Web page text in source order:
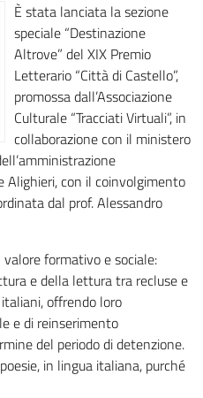
È stata lanciata la sezione
speciale “Destinazione
Altrove” del XIX Premio
Letterario “Città di Castello”,
promossa dall’Associazione
Culturale “Tracciati Virtuali”, in
collaborazione con il ministero
Alighieri, con il coinvolgimento
dal prof. Alessandro
formativo e sociale:
e della lettura tra recluse e
offrendo loro
e di reinserimento
del periodo di detenzione.
in lingua italiana, purché